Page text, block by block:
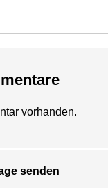
vorhanden.
senden